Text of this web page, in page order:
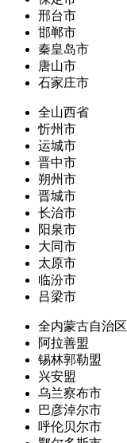
邢台市
邯郸市
秦皇岛市
唐山市
石家庄市
全山西省
忻州市
运城市
晋中市
朔州市
晋城市
长治市
阳泉市
大同市
太原市
临汾市
吕梁市
全内蒙古自治区
阿拉善盟
锡林郭勒盟
兴安盟
乌兰察布市
巴彦淖尔市
呼伦贝尔市